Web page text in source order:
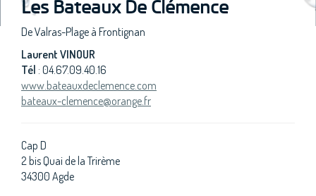
Les Bateaux De Clémence
De Valras-Plage à Frontignan
Laurent VINOUR
Tél : 04.67.09.40.16
www.bateauxdeclemence.com
bateaux-clemence@orange.fr
Cap D
2 bis Quai de la Trirème
34300 Agde